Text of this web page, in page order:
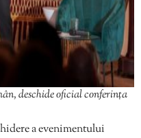
deschide oficial conferința
a evenimentului